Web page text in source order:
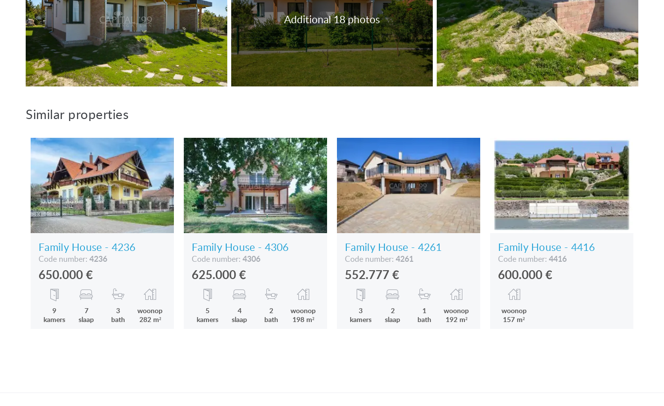
Nederlandstalige medewerker Capital99:
Van de Vyver Rita
tel.: +36 305 708 151
E-mail: vandevyverrita@hotmail.com
Similar properties
Family House - 4236
Code number: 4236
650.000€
9
kamers
7
slaap
3
bath
woonop
282 m²
Family House - 4306
Code number: 4306
625.000€
5
kamers
4
slaap
2
bath
woonop
198 m²
Family House - 4261
Code number: 4261
552.777 €
3
kamers
2
slaap
1
bath
woonop
192 m²
Family House - 4416
Code number: 4416
600.000€
woonop
157 m²